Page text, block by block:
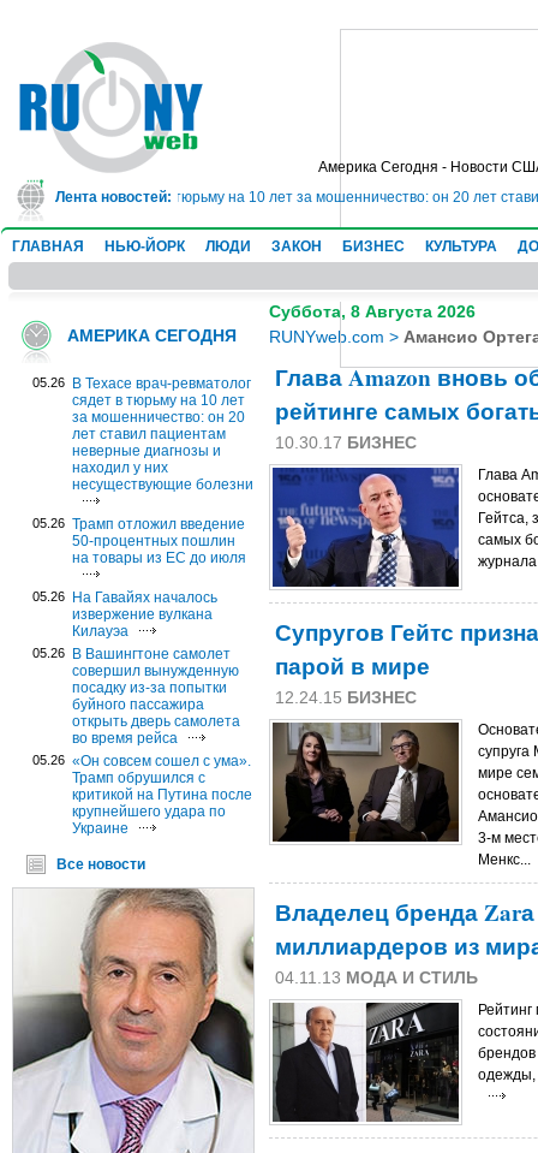
Америка Сегодня - Новости
Лента новостей:
ревматолог сядет в тюрьму на 10 лет за мошенничество: он 20 лет
ГЛАВНАЯ НЬЮ-ЙОРК ЛЮДИ ЗАКОН БИЗНЕС КУЛЬТУРА
АМЕРИКА СЕГОДНЯ
05.26
В Техасе врач-ревматолог
сядет в тюрьму на 10 лет
за мошенничество: он 20
лет ставил пациентам
неверные диагнозы и
находил у них
несуществующие болезни
05.26 Трамп отложил введение
50-процентных пошлин
на товары из ЕС до июля
05.26
На Гавайях началось
извержение вулкана
Килауэа
05.26
В Вашингтоне самолет
совершил вынужденную
посадку из-за попытки
буйного пассажира
открыть дверь самолета
во время рейса
05.26 «Он совсем сошел с ума».
Трамп обрушился с
критикой на Путина после
крупнейшего удара по
Украине
Все новости
Суббота, 8 Августа 2026
RUNYweb.com > Амансио
Глава Amazon вновь
рейтинге самых
10.30.17 БИЗНЕС
Глава
Гейтса,
самых
Супругов Гейтс
парой в мире
12.24.15 БИЗНЕС
мире
3-м
Менкс...
Владелец бренда
миллиардеров из
04.11.13 МОДА И СТИЛЬ
одежды,